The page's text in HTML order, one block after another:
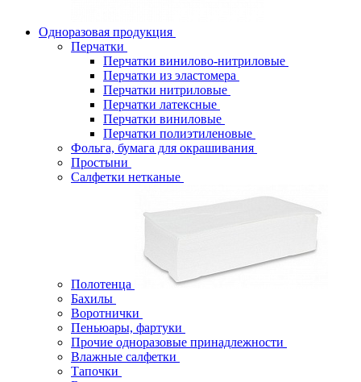
Одноразовая продукция
Перчатки
Перчатки винилово-нитриловые
Перчатки из эластомера
Перчатки нитриловые
Перчатки латексные
Перчатки виниловые
Перчатки полиэтиленовые
Фольга, бумага для окрашивания
Простыни
Салфетки нетканые
Полотенца
Бахилы
Воротнички
Пеньюары, фартуки
Прочие одноразовые принадлежности
Влажные салфетки
Тапочки